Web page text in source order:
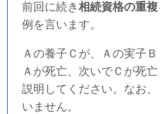
前回に続き相続資格の重複
例を言います。
Ａの養子Ｃが、Ａの実子
Ａが死亡、次いでＣが死
説明してください。なお
いません。